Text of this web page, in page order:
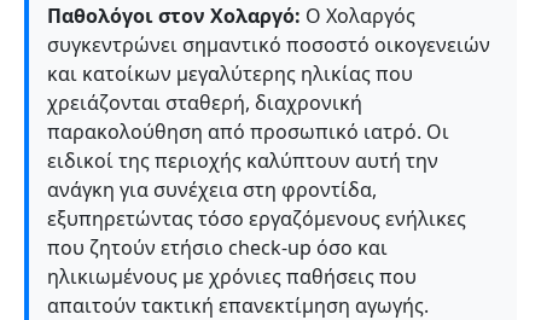
Παθολόγοι στον Χολαργό: Ο Χολαργός
συγκεντρώνει σημαντικό ποσοστό οικογενειών
και κατοίκων μεγαλύτερης ηλικίας που
χρειάζονται σταθερή, διαχρονική
παρακολούθηση από προσωπικό ιατρό. Οι
ειδικοί της περιοχής καλύπτουν αυτή την
ανάγκη για συνέχεια στη φροντίδα,
εξυπηρετώντας τόσο εργαζόμενους ενήλικες
που ζητούν ετήσιο check-up όσο και
ηλικιωμένους με χρόνιες παθήσεις που
απαιτούν τακτική επανεκτίμηση αγωγής.